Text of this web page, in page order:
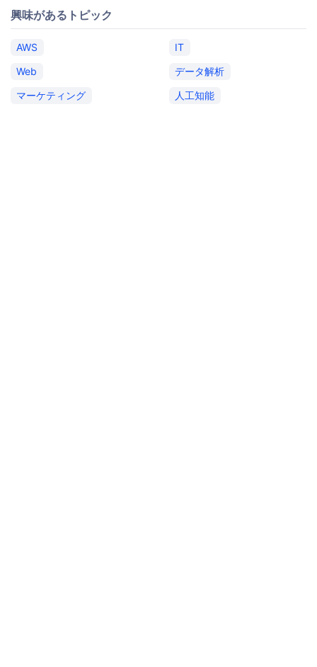
興味があるトピック
AWS
IT
Web
データ解析
マーケティング
人工知能